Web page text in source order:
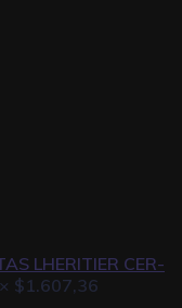
LHERITIER CER-
$ 1.607,36